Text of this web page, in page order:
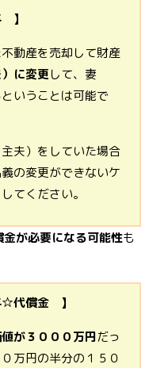
】
動産を売却して財産
に変更して、妻
ということは可能で
夫）をしていた場合
の変更ができないケ
てください。
金が必要になる可能性も
☆代償金 】
が３０００万円だっ
万円の半分の１５０